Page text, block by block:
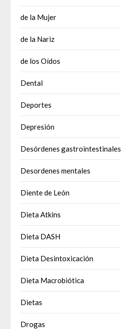
de la Mujer
de la Nariz
de los Oídos
Dental
Deportes
Depresión
Desórdenes gastrointestinales
Desordenes mentales
Diente de León
Dieta Atkins
Dieta DASH
Dieta Desintoxicación
Dieta Macrobiótica
Dietas
Drogas